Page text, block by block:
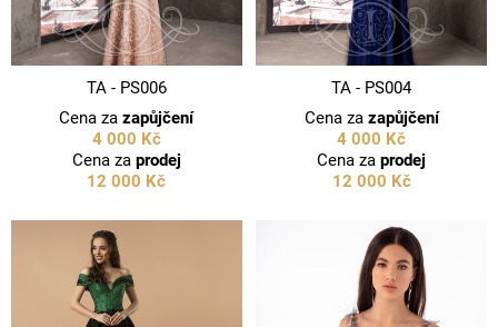
TA - PS006
Cena zazapůjčení
4 000 Kč
Cena za prodej
12 000 Kč
TA - PS004
Cena za zapůjčení
4 000 Kč
Cena zaprodej
12 000 Kč